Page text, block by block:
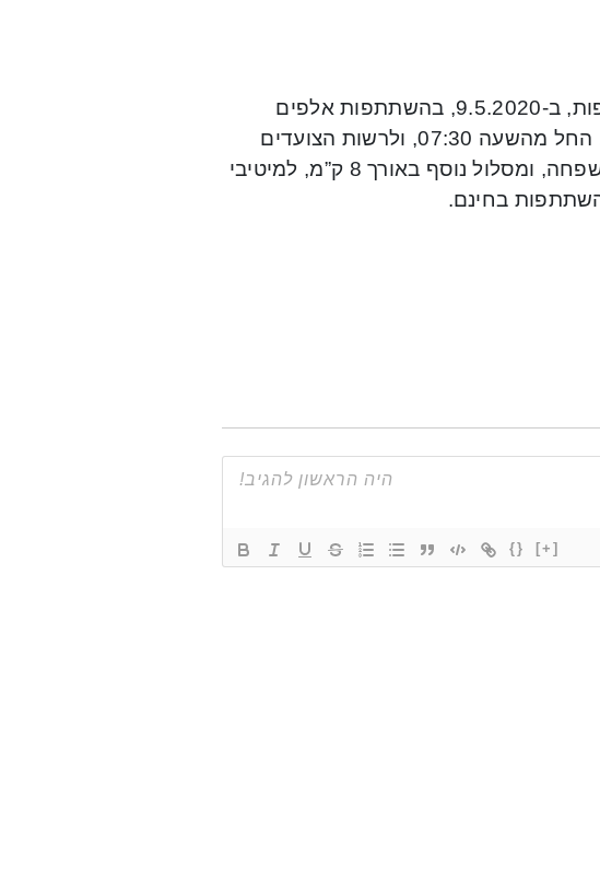
צעדת קרית ביאליק תצא לדרך, בפעם ה-36 ברציפות, ב-9.5.2020, בהשתתפות אלפים
מתושבי העיר והסביבה. הזינוק יחל בשמורת אפק, החל מהשעה 07:30, ולרשות הצועדים
יעמדו שני מסלולים, מסלול באורך 4 ק”מ לכל המשפחה, ומסלול נוסף באורך 8 ק”מ, למיטיבי
בחינם.
{} [+]